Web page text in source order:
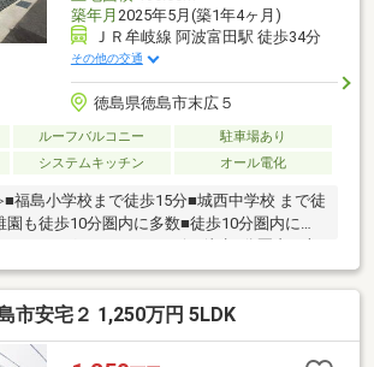
築年月 2025年5月(築1年4ヶ月)
ＪＲ牟岐線 阿波富田駅 徒歩34分
その他の交通
徳島県徳島市末広５
ルーフバルコニー
駐車場あり
システムキッチン オール電化
島小学校まで徒歩15分■城西中学校 まで徒
も徒歩10分圏内に多数■徒歩10分圏内に病
間取り≫■収納豊富な4LDK■車2台駐車可
■全室収納付■雨でも安心のインナーバルコ
≫■高断熱×耐震等級3×低価格の新築住宅!■
目で最高等級取得!■地盤保証＋建物保証有■
ーサービス充実♪本日ご案内可能です♪
市安宅２ 1,250万円 5LDK